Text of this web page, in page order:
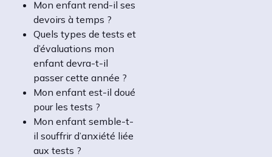
Mon enfant rend-il ses
devoirs à temps ?
Quels types de tests et
d’évaluations mon
enfant devra-t-il
passer cette année ?
Mon enfant est-il doué
pour les tests ?
Mon enfant semble-t-
il souffrir d’anxiété liée
aux tests ?